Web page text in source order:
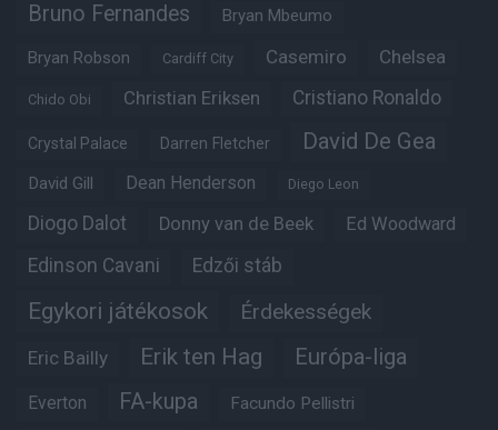
Bruno Fernandes Bryan Mbeumo
Bryan Robson Cardiff City Casemiro Chelsea
Chido Obi Christian Eriksen Cristiano Ronaldo
Crystal Palace Darren Fletcher David De Gea
David Gill Dean Henderson Diego Leon
Diogo Dalot Donny van de Beek Ed Woodward
Edinson Cavani Edzői stáb
Egykori játékosok Érdekességek
Eric Bailly Erik ten Hag Európa-liga
Everton FA-kupa Facundo Pellistri